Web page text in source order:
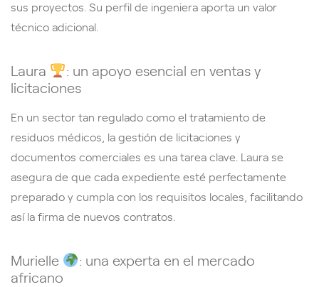
sus proyectos. Su perfil de ingeniera aporta un valor
técnico adicional.
Laura
: un apoyo esencial en ventas y
licitaciones
En un sector tan regulado como el tratamiento de
residuos médicos, la gestión de licitaciones y
documentos comerciales es una tarea clave. Laura se
asegura de que cada expediente esté perfectamente
preparado y cumpla con los requisitos locales, facilitando
así la firma de nuevos contratos.
Murielle
: una experta en el mercado
africano